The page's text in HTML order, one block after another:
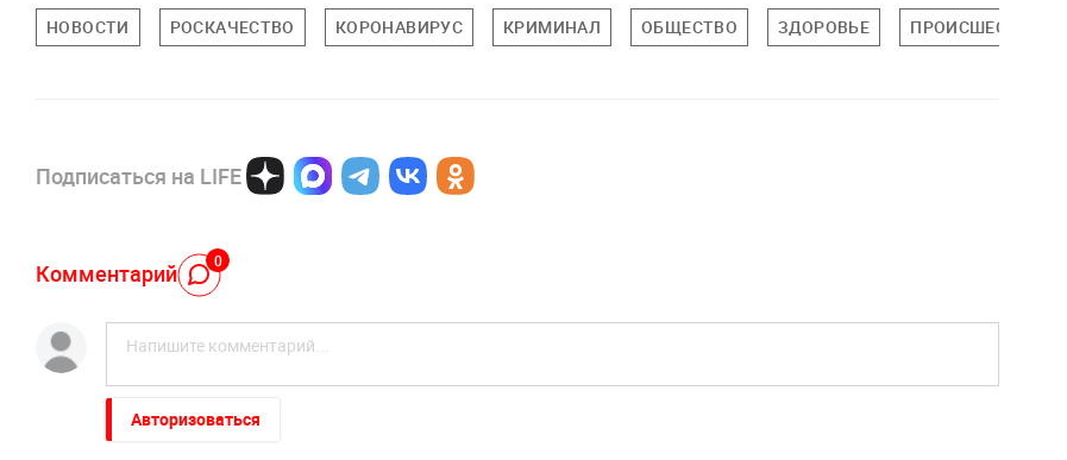
НОВОСТИ РОСКАЧЕСТВО КОРОНАВИРУС КРИМИНАЛ ОБЩЕСТВО ЗДОРОВЬЕ ПРОИСШЕСТВИЯ
Подписаться на LIFE
Комментарий 0
Авторизоваться